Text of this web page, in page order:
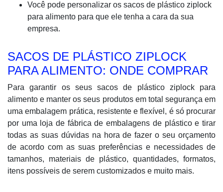
Você pode personalizar os sacos de plástico ziplock
para alimento para que ele tenha a cara da sua
empresa.
SACOS DE PLÁSTICO ZIPLOCK
PARA ALIMENTO: ONDE COMPRAR
Para garantir os seus sacos de plástico ziplock para
alimento e manter os seus produtos em total segurança em
uma embalagem prática, resistente e flexível, é só procurar
por uma loja de fábrica de embalagens de plástico e tirar
todas as suas dúvidas na hora de fazer o seu orçamento
de acordo com as suas preferências e necessidades de
tamanhos, materiais de plástico, quantidades, formatos,
itens possíveis de serem customizados e muito mais.